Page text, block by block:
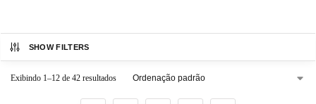
SHOW FILTERS
Exibindo 1–12 de 42 resultados